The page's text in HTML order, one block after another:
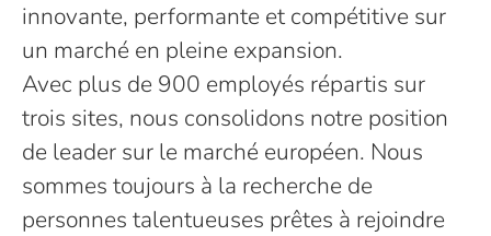
innovante, performante et compétitive sur
un marché en pleine expansion.
Avec plus de 900 employés répartis sur
trois sites, nous consolidons notre position
de leader sur le marché européen. Nous
sommes toujours à la recherche de
personnes talentueuses prêtes à rejoindre